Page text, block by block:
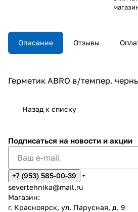
Описание Отзывы
Герметик ABRO в/темпер.
Назад к списку
Подписаться на новости и акции
+7 (953) 585-00-39
severtehnika@mail.ru
Магазин:
г. Красноярск, ул. Парусная, д. 9